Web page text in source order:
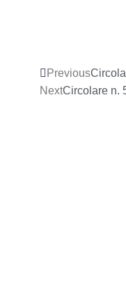
Previous
NextCircolare n.